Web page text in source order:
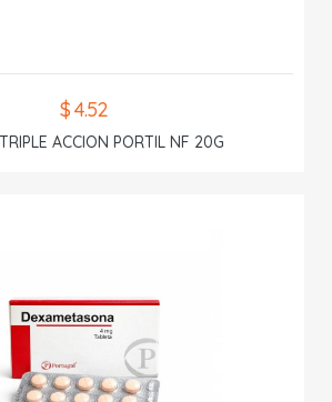
$ 4.52
ACCION PORTIL NF 20G